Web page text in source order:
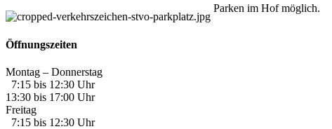
Parken im Hof möglich.
Öffnungszeiten
Montag – Donnerstag
7:15 bis 12:30 Uhr
13:30 bis 17:00 Uhr
Freitag
7:15 bis 12:30 Uhr